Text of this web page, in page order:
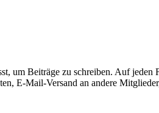
um Beiträge zu schreiben. Auf jeden
E-Mail-Versand an andere